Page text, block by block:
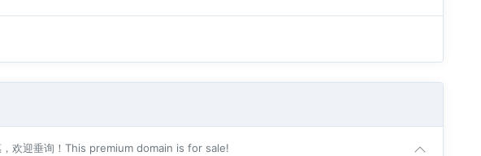
，欢迎垂询！This premium domain is for sale!